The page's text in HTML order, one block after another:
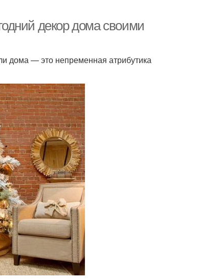
декор дома своими
дома — это непременная атрибутика